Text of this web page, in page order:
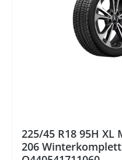
225/45 R18 95H XL
206